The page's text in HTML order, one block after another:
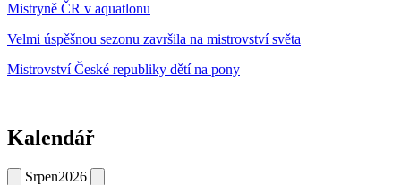
Mistryně ČR v aquatlonu
Velmi úspěšnou sezonu završila na mistrovství světa
Mistrovství České republiky dětí na pony
Kalendář
Srpen2026